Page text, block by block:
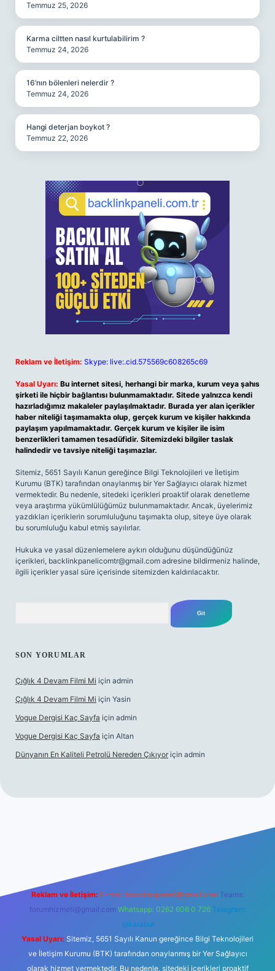
Temmuz 25, 2026
Karma ciltten nasıl kurtulabilirim ?
Temmuz 24, 2026
16’nın bölenleri nelerdir ?
Temmuz 24, 2026
Hangi deterjan boykot ?
Temmuz 22, 2026
Reklam ve İletişim: Skype: live:.cid.575569c608265c69
Yasal Uyarı: Bu internet sitesi, herhangi bir marka, kurum veya şahıs
şirketi ile hiçbir bağlantısı bulunmamaktadır. Sitede yalnızca kendi
hazırladığımız makaleler paylaşılmaktadır. Burada yer alan içerikler
haber niteliği taşımamakta olup, gerçek kurum ve kişiler hakkında
paylaşım yapılmamaktadır. Gerçek kurum ve kişiler ile isim
benzerlikleri tamamen tesadüfidir. Sitemizdeki bilgiler taslak
halindedir ve tavsiye niteliği taşımazlar.
Sitemiz, 5651 Sayılı Kanun gereğince Bilgi Teknolojileri ve İletişim
Kurumu (BTK) tarafından onaylanmış bir Yer Sağlayıcı olarak hizmet
vermektedir. Bu nedenle, sitedeki içerikleri proaktif olarak denetleme
veya araştırma yükümlülüğümüz bulunmamaktadır. Ancak, üyelerimiz
yazdıkları içeriklerin sorumluluğunu taşımakta olup, siteye üye olarak
bu sorumluluğu kabul etmiş sayılırlar.
Hukuka ve yasal düzenlemelere aykırı olduğunu düşündüğünüz
içerikleri, backlinkpanelicomtr@gmail.com adresine bildirmeniz halinde,
ilgili içerikler yasal süre içerisinde sitemizden kaldırılacaktır.
SON YORUMLAR
Çığlık 4 Devam Filmi Mi için admin
Çığlık 4 Devam Filmi Mi için Yasin
Vogue Dergisi Kaç Sayfa için admin
Vogue Dergisi Kaç Sayfa için Altan
Dünyanın En Kaliteli Petrolü Nereden Çıkıyor için admin
Reklam ve İletişim: E-mail: backlinkpaneli@gmail.com Teams:
forumhizmeti@gmail.com Whatsapp: 0262 606 0 726 Telegram:
@karabul
Yasal Uyarı: Sitemiz, 5651 Sayılı Kanun gereğince Bilgi Teknolojileri
ve İletişim Kurumu (BTK) tarafından onaylanmış bir Yer Sağlayıcı
olarak hizmet vermektedir. Bu nedenle, sitedeki içerikleri proaktif